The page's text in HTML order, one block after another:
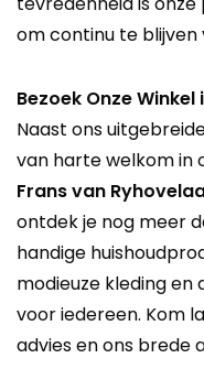
om continu te
Bezoek Onze Winkel
Naast ons
van harte welkom in
Frans van
ontdek je nog meer
handige
modieuze kleding en
voor iedereen. Kom
advies en ons brede